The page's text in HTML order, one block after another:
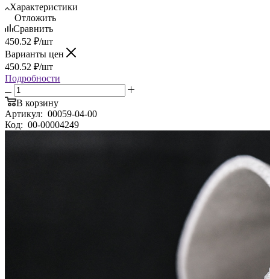
Характеристики
Отложить
Сравнить
450.52 ₽/шт
Варианты цен
450.52 ₽/шт
Подробности
В корзину
Артикул: 00059-04-00
Код: 00-00004249